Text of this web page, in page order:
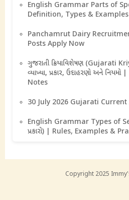
English Grammar Parts of
Definition, Types & Examples
Panchamrut Dairy
Posts Apply Now
ગુજરાતી ક્રિયાવિશેષણ (Gujarati
વ્યાખ્યા, પ્રકાર, ઉદાહરણો અને
Notes
30 July 2026 Gujarati
English Grammar Types of
પ્રકારો) | Rules, Examples &
Copyright 2025